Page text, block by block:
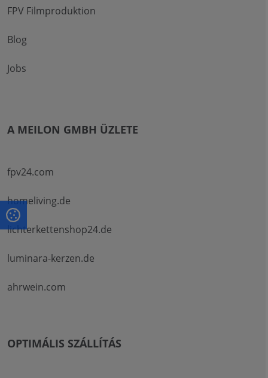
FPV Filmproduktion
Blog
Jobs
A MEILON GMBH ÜZLETE
fpv24.com
homeliving.de
lichterkettenshop24.de
luminara-kerzen.de
ahrwein.com
OPTIMÁLIS SZÁLLÍTÁS